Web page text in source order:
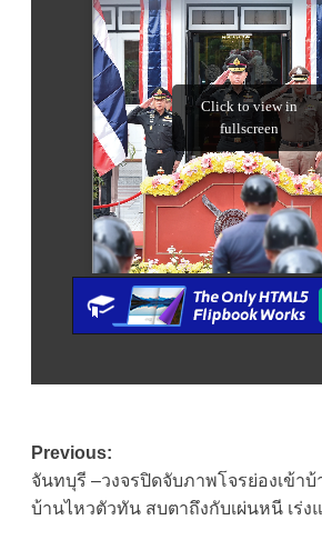
Post
navigation
Previous:
จันทบุรี –วงจรปิดจับภาพโจรย่องเข้าบ้
บ้านไหวตัวทัน สบตาถึงกับเผ่นหนี เร่ง